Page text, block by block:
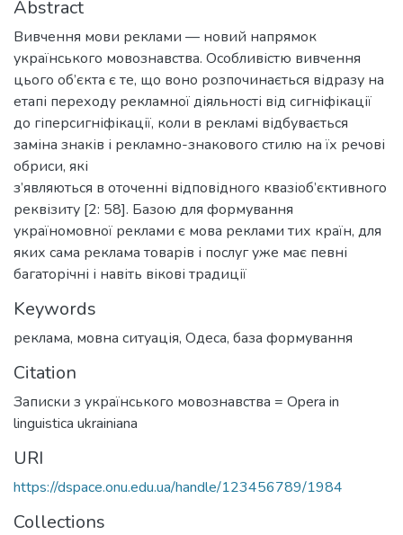
Abstract
Вивчення мови реклами — новий напрямок
українського мовознавства. Особливістю вивчення
цього об’єкта є те, що воно розпочинається відразу на
етапі переходу рекламної діяльності від сигніфікації
до гіперсигніфікації, коли в рекламі відбувається
заміна знаків і рекламно-знакового стилю на їх речові
обриси, які
з’являються в оточенні відповідного квазіоб’єктивного
реквізиту [2: 58]. Базою для формування
україномовної реклами є мова реклами тих країн, для
яких сама реклама товарів і послуг уже має певні
багаторічні і навіть вікові традиції
Keywords
реклама, мовна ситуація, Одеса, база формування
Citation
Записки з українського мовознавства = Opera in
linguistica ukrainiana
URI
https://dspace.onu.edu.ua/handle/123456789/1984
Collections